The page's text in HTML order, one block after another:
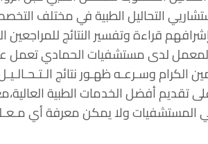
التحاليل الطبية في مختلف
قراءة وتفسير النتائج للمراجعين
لدى مستشفيات الحمادي تعمل
الكرام وسـرعـه ظهـور نتائج
أفضل الخدمات الطبية
ولا يمكن معرفة أي